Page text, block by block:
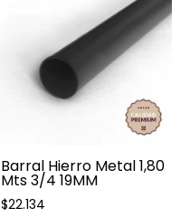
Barral Hierro Metal 1,80
Mts 3/4 19MM
$22.134